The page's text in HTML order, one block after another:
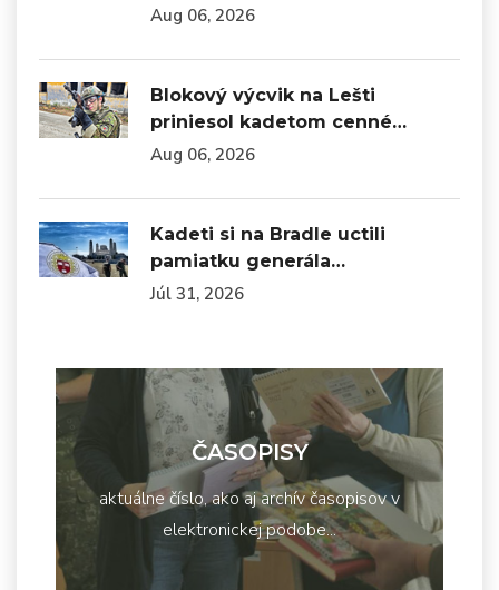
Aug 06, 2026
Blokový výcvik na Lešti
priniesol kadetom cenné…
Aug 06, 2026
Kadeti si na Bradle uctili
pamiatku generála…
Júl 31, 2026
ČASOPISY
aktuálne číslo, ako aj archív časopisov v
elektronickej podobe...